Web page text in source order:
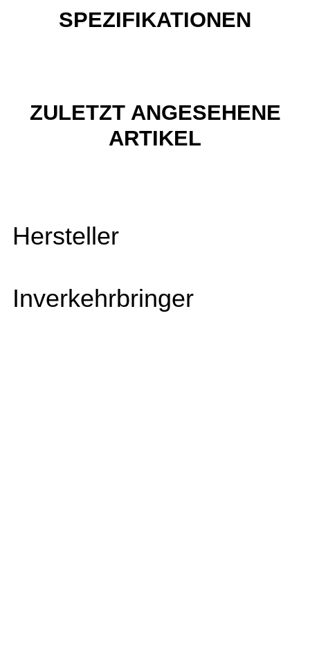
SPEZIFIKATIONEN
ZULETZT ANGESEHENE
ARTIKEL
Hersteller
Inverkehrbringer